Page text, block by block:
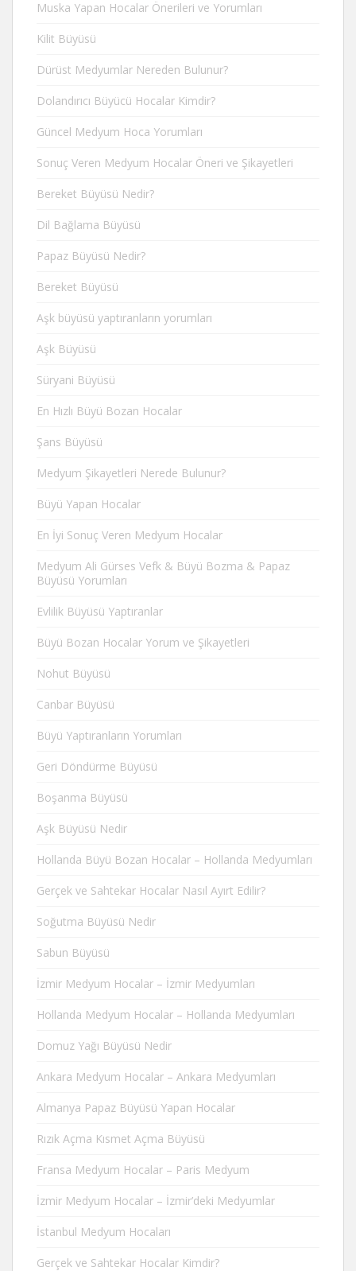
Muska Yapan Hocalar Önerileri ve Yorumları
Kilit Büyüsü
Dürüst Medyumlar Nereden Bulunur?
Dolandırıcı Büyücü Hocalar Kimdir?
Güncel Medyum Hoca Yorumları
Sonuç Veren Medyum Hocalar Öneri ve Şikayetleri
Bereket Büyüsü Nedir?
Dil Bağlama Büyüsü
Papaz Büyüsü Nedir?
Bereket Büyüsü
Aşk büyüsü yaptıranların yorumları
Aşk Büyüsü
Süryani Büyüsü
En Hızlı Büyü Bozan Hocalar
Şans Büyüsü
Medyum Şikayetleri Nerede Bulunur?
Büyü Yapan Hocalar
En İyi Sonuç Veren Medyum Hocalar
Medyum Ali Gürses Vefk & Büyü Bozma & Papaz
Büyüsü Yorumları
Evlilik Büyüsü Yaptıranlar
Büyü Bozan Hocalar Yorum ve Şikayetleri
Nohut Büyüsü
Canbar Büyüsü
Büyü Yaptıranların Yorumları
Geri Döndürme Büyüsü
Boşanma Büyüsü
Aşk Büyüsü Nedir
Hollanda Büyü Bozan Hocalar – Hollanda Medyumları
Gerçek ve Sahtekar Hocalar Nasıl Ayırt Edilir?
Soğutma Büyüsü Nedir
Sabun Büyüsü
İzmir Medyum Hocalar – İzmir Medyumları
Hollanda Medyum Hocalar – Hollanda Medyumları
Domuz Yağı Büyüsü Nedir
Ankara Medyum Hocalar – Ankara Medyumları
Almanya Papaz Büyüsü Yapan Hocalar
Rızık Açma Kısmet Açma Büyüsü
Fransa Medyum Hocalar – Paris Medyum
İzmir Medyum Hocalar – İzmir’deki Medyumlar
İstanbul Medyum Hocaları
Gerçek ve Sahtekar Hocalar Kimdir?